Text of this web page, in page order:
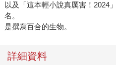
以及「這本輕小說真厲害！2024
名。
是撰寫百合的生物。
詳細資料